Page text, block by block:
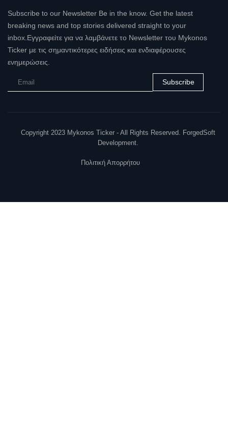
Subscribe to our Newsletter Be in the know. Get the latest
breaking news and top stories delivered straight to your
inbox.Εγγραφείτε για να λαμβάνετε το Newsletter του Mykonos
Ticker με τις σημαντικότερες ειδήσεις και ενδιαφέρουσες
ενημερώσεις.
Subscribe
Copyright 2023 Mykonos Ticker - All Rights Reserved. ForgedSoft
Development.
Πολιτική Απορρήτου